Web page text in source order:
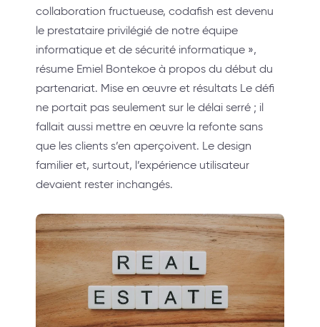
collaboration fructueuse, codafish est devenu
le prestataire privilégié de notre équipe
informatique et de sécurité informatique »,
résume Emiel Bontekoe à propos du début du
partenariat. Mise en œuvre et résultats Le défi
ne portait pas seulement sur le délai serré ; il
fallait aussi mettre en œuvre la refonte sans
que les clients s’en aperçoivent. Le design
familier et, surtout, l’expérience utilisateur
devaient rester inchangés.